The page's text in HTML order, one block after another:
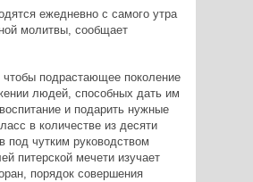
ежедневно с самого утра
молитвы, сообщает
подрастающее поколение
людей, способных дать им
и подарить нужные
в количестве из десяти
под чутким руководством
питерской мечети изучает
порядок совершения